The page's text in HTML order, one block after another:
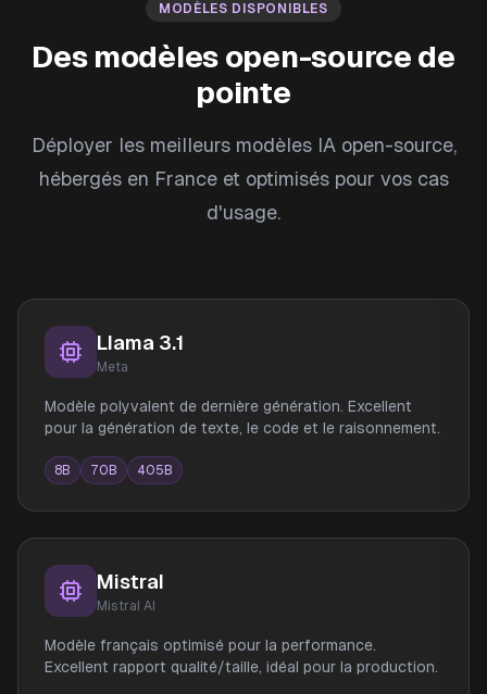
MODÈLES DISPONIBLES
Des modèles open-source de
pointe
Déployer les meilleurs modèles IA open-source,
hébergés en France et optimisés pour vos cas
d'usage.
Llama 3.1
Meta
Modèle polyvalent de dernière génération. Excellent
pour la génération de texte, le code et le raisonnement.
8B 70B 405B
Mistral
Mistral AI
Modèle français optimisé pour la performance.
Excellent rapport qualité/taille, idéal pour la production.